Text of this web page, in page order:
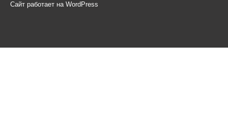
Сайт работает на WordPress